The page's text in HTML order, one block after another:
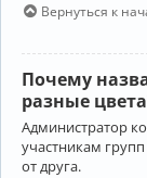
Вернуться к
Почему
разные
Администратор
участникам
от друга.